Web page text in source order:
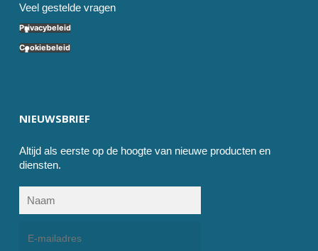
Veel gestelde vragen
Privacybeleid
Cookiebeleid
NIEUWSBRIEF
Altijd als eerste op de hoogte van nieuwe producten en
diensten.